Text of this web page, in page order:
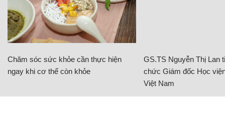
Chăm sóc sức khỏe cần thực hiện
ngay khi cơ thể còn khỏe
GS.TS Nguyễn Thị Lan
chức Giám đốc Học
Việt Nam